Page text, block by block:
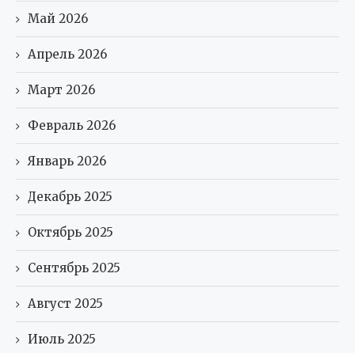
Май 2026
Апрель 2026
Март 2026
Февраль 2026
Январь 2026
Декабрь 2025
Октябрь 2025
Сентябрь 2025
Август 2025
Июль 2025